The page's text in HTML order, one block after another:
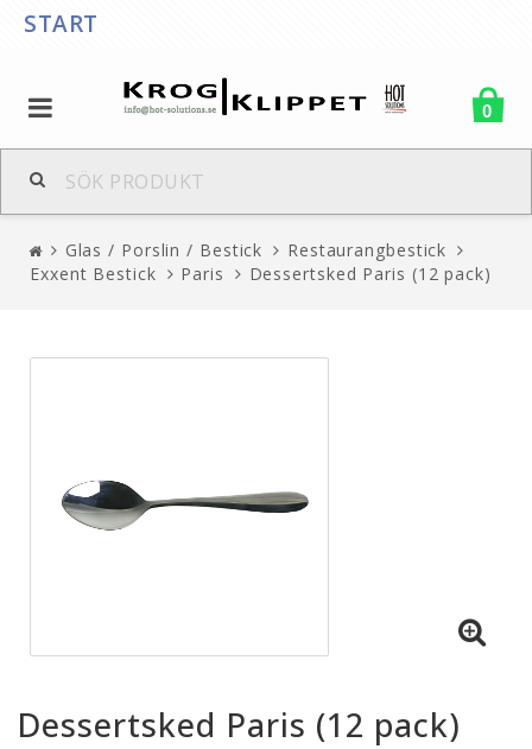
START
0
Glas / Porslin / Bestick
Restaurangbestick
Exxent Bestick
Paris Dessertsked Paris (12 pack)
Dessertsked Paris (12 pack)